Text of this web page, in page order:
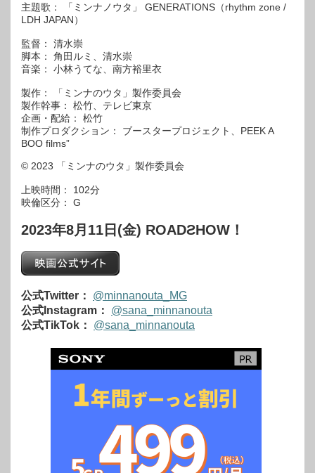
主題歌： 「ミンナノウタ」 GENERATIONS（rhythm zone /
LDH JAPAN）
監督： 清水崇
脚本： 角田ルミ、清水崇
音楽： 小林うてな、南方裕里衣
製作： 「ミンナのウタ」製作委員会
製作幹事： 松竹、テレビ東京
企画・配給： 松竹
制作プロダクション： ブースタープロジェクト、PEEK A
BOO films”
© 2023 「ミンナのウタ」製作委員会
上映時間： 102分
映倫区分： G
2023年8月11日(金) ROADƧHOW！
公式Twitter：
@minnanouta_MG
公式Instagram：
@sana_minnanouta
公式TikTok：
@sana_minnanouta